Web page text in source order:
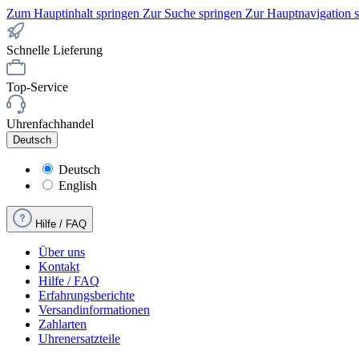
Zum Hauptinhalt springen Zur Suche springen Zur Hauptnavigation
Schnelle Lieferung
Top-Service
Uhrenfachhandel
Deutsch
Deutsch
English
Hilfe / FAQ
Über uns
Kontakt
Hilfe / FAQ
Erfahrungsberichte
Versandinformationen
Zahlarten
Uhrenersatzteile